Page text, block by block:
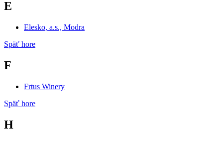
E
Elesko, a.s., Modra
Späť hore
F
Frtus Winery
Späť hore
H